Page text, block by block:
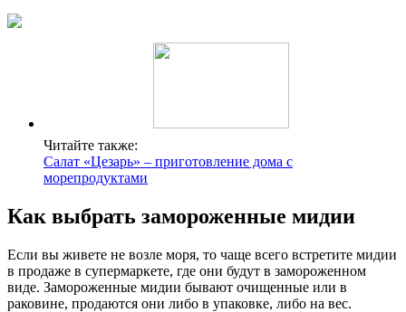
Читайте также:
Салат «Цезарь» – приготовление дома с
морепродуктами
Как выбрать замороженные мидии
Если вы живете не возле моря, то чаще всего встретите мидии
в продаже в супермаркете, где они будут в замороженном
виде. Замороженные мидии бывают очищенные или в
раковине, продаются они либо в упаковке, либо на вес.